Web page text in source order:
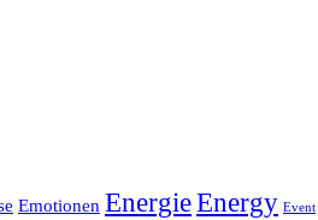
Emotionen EnergieEnergy Event